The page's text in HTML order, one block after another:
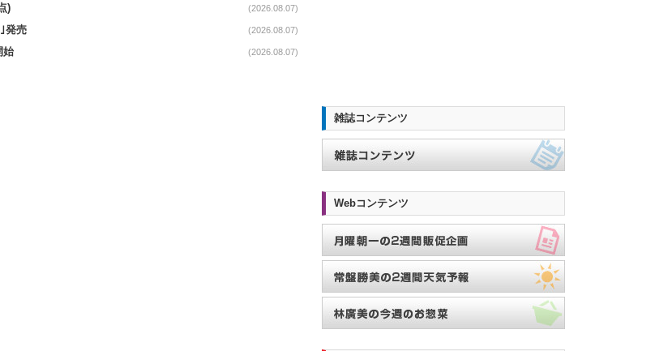
) (2026.08.07)
発売 (2026.08.07)
始 (2026.08.07)
雑誌コンテンツ
Webコンテンツ